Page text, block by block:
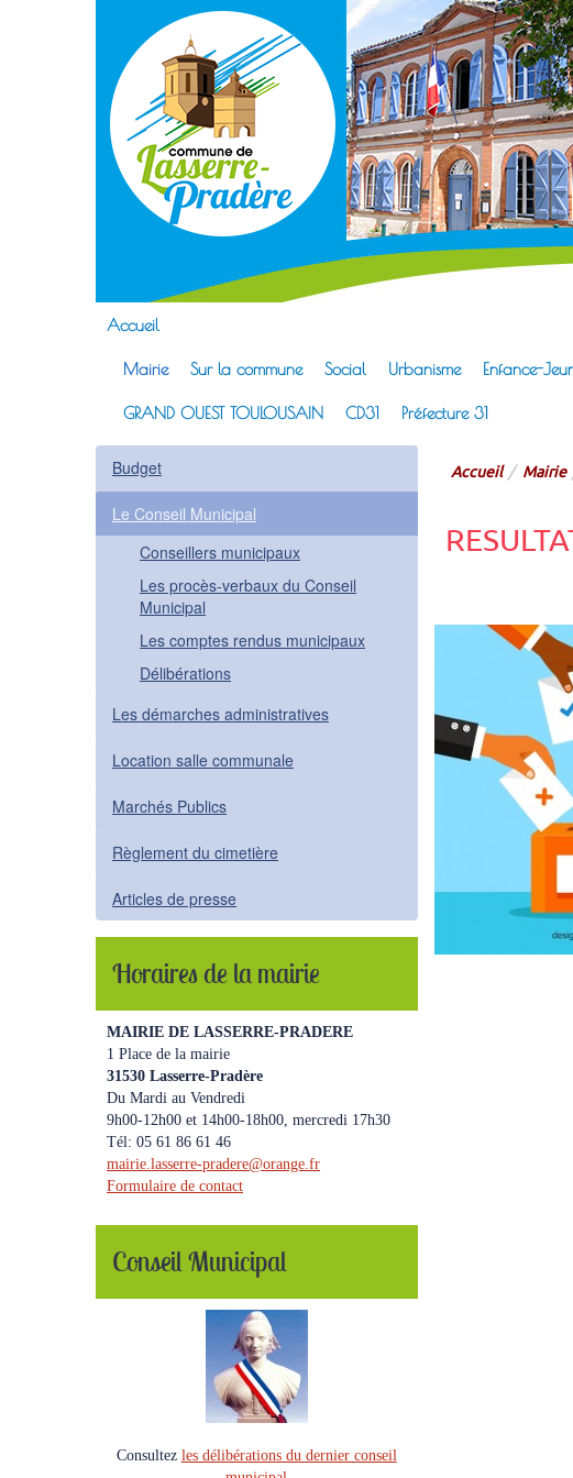
Site officiel de
Accueil
Mairie Sur la commune Social Urbanisme Enfance-
GRAND OUEST TOULOUSAIN CD31 Préfecture 31
Accueil Mairie
Budget
Le Conseil Municipal
Conseillers municipaux
Les procès-verbaux du Conseil
Municipal
Les comptes rendus municipaux
Délibérations
Les démarches administratives
Location salle communale
Marchés Publics
Règlement du cimetière
Articles de presse
Horaires de la mairie
MAIRIE DE LASSERRE-PRADERE
1 Place de la mairie
31530 Lasserre-Pradère
Du Mardi au Vendredi
9h00-12h00 et 14h00-18h00, mercredi 17h30
Tél: 05 61 86 61 46
mairie.lasserre-pradere@orange.fr
Formulaire de contact
Conseil Municipal
Consultez les délibérations du dernier conseil